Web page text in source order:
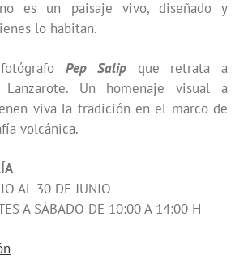
es un paisaje vivo, diseñado y
lo habitan.
Pep Salip
que retrata a
Lanzarote. Un homenaje visual a
viva la tradición en el marco de
volcánica.
AL 30 DE JUNIO
A SÁBADO DE 10:00 A 14:00 H